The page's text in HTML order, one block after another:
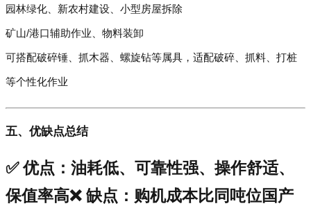
园林绿化、新农村建设、小型房屋拆除
矿山/港口辅助作业、物料装卸
可搭配破碎锤、抓木器、螺旋钻等属具，适配破碎、抓料、打桩
等个性化作业
五、优缺点总结
✅优点 ：油耗低、可靠性强、操作舒适、
保值率高❌ 缺点 ：购机成本比同吨位国产